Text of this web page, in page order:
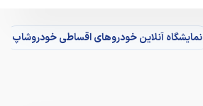
نمایشگاه آنلاین خودروهای اقساطی خودروشاپ